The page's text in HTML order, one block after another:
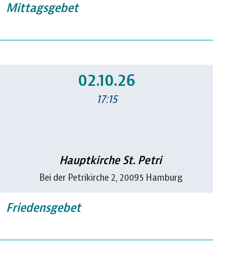
Mittagsgebet
02.10.26
17:15
Hauptkirche St. Petri
Bei der Petrikirche 2, 20095 Hamburg
Friedensgebet